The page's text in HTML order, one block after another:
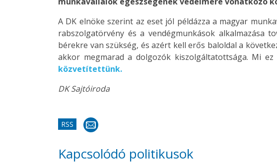
A DK elnöke szerint az eset jól példázza a magyar
rabszolgatörvény és a vendégmunkások alkalmazása
bérekre van szükség, és azért kell erős baloldal a
akkor megmarad a dolgozók kiszolgáltatottsága. Mi
közvetítettünk.
DK Sajtóiroda
RSS
Kapcsolódó politikusok